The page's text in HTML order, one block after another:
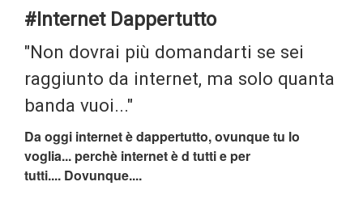
#Internet Dappertutto
"Non dovrai più domandarti se sei
raggiunto da internet, ma solo quanta
banda vuoi..."
Da oggi internet è dappertutto, ovunque tu lo
voglia... perchè internet è d tutti e per
tutti.... Dovunque....